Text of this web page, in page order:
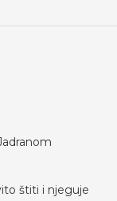
štiti i njeguje